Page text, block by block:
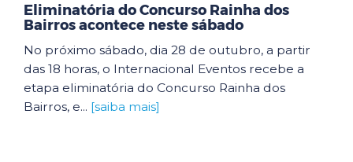
Eliminatória do Concurso Rainha dos
Bairros acontece neste sábado
No próximo sábado, dia 28 de outubro, a partir
das 18 horas, o Internacional Eventos recebe a
etapa eliminatória do Concurso Rainha dos
Bairros, e... [saiba mais]